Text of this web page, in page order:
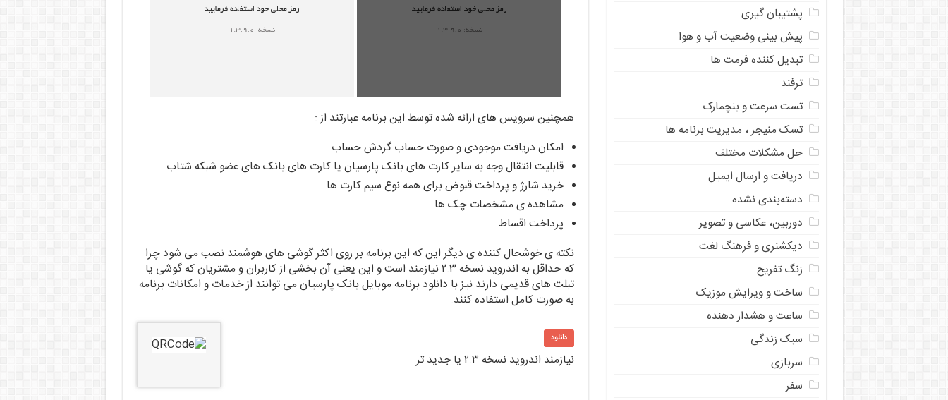
همچنین سرویس های ارائه شده توسط این برنامه عبارتند از :
امکان دریافت موجودی و صورت حساب گردش حساب
قابلیت انتقال وجه به سایر کارت های بانک پارسیان یا کارت های بانک های عضو شبکه شتاب
خرید شارژ و پرداخت قبوض برای همه نوع سیم کارت ها
مشاهده ی مشخصات چک ها
پرداخت اقساط
نکته ی خوشحال کننده ی دیگر این که این برنامه بر روی اکثر گوشی های هوشمند نصب می شود چرا
که حداقل به اندروید نسخه ۲.۳ نیازمند است و این یعنی آن بخشی از کاربران و مشتریان که گوشی یا
تبلت های قدیمی دارند نیز با دانلود برنامه موبایل بانک پارسیان می توانند از خدمات و امکانات برنامه
به صورت کامل استفاده کنند.
دانلود
نیازمند اندروید نسخه ۲.۳ یا جدید تر
پشتیبان گیری
پیش بینی وضعیت آب و هوا
تبدیل کننده فرمت ها
ترفند
تست سرعت و بنچمارک
تسک منیجر ، مدیریت برنامه ها
حل مشکلات مختلف
دریافت و ارسال ایمیل
دسته‌بندی نشده
دوربین، عکاسی و تصویر
دیکشنری و فرهنگ لغت
زنگ تفریح
ساخت و ویرایش موزیک
ساعت و هشدار دهنده
سبک زندگی
سربازی
سفر